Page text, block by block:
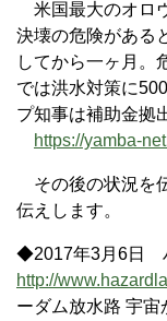
米国最大のオロ
決壊の危険がある
してから一ヶ月。
では洪水対策に
プ知事は補助金拠
https://yamba-
その後の状況を
伝えします。
◆2017年3月6日
http://
ーダム放水路 宇